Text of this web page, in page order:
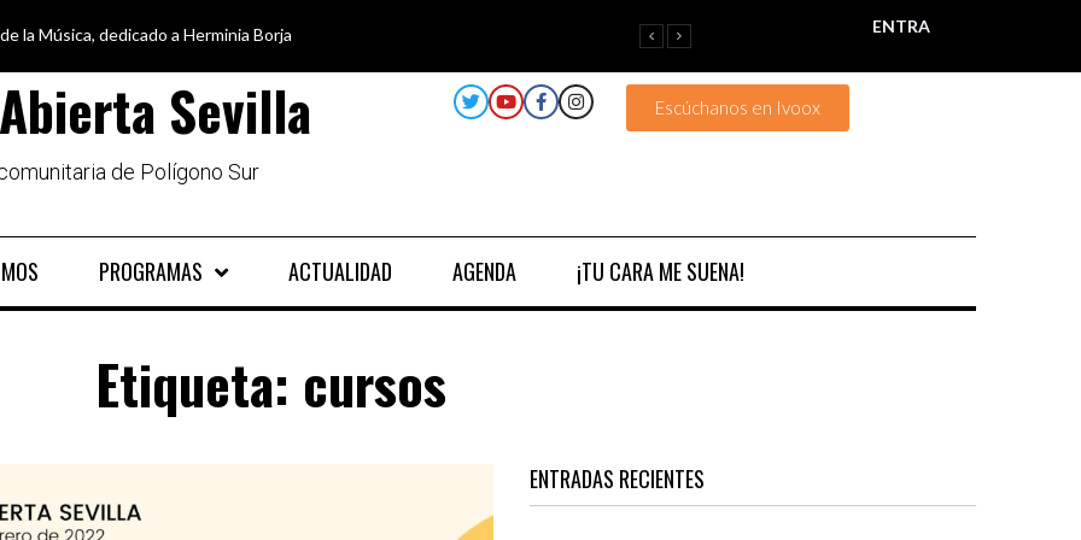
la Música, dedicado a Herminia Borja
en igualdad, para un futuro sin machismo
semana disfruta de oferta cultural en Asociación Solidaridad
al Sur, el cuidado y la limpieza del entorno ENTRA
Sevilla
de Polígono Sur
Escúchanos en Ivoox
PROGRAMAS ACTUALIDAD AGENDA ¡TU CARA ME SUENA!
Etiqueta: cursos
ENTRADAS RECIENTES